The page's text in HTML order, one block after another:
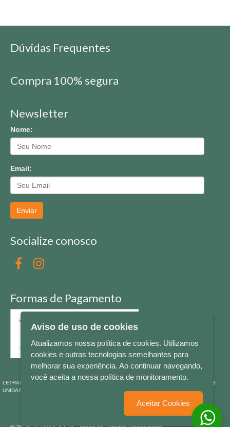
Dúvidas Frequentes
Compra 100% segura
Newsletter
Nome:
Email:
Enviar
Socialize conosco
Formas de Pagamento
LETRAS & CIA - CNPJ n° 88.587.548/0001-20 - Térreo Bourbon Shopping - AV. NAÇÕES
UNIDAS , 2001 - Lojas 1064/1065 - RIO BRANCO - - NOVO HAMBURGO - RS
Aviso de uso de cookies
Atualizamos nossa política de cookies. Utilizamos
cookies e outras tecnologias semelhantes para
melhorar sua experiência. Ao continuar navegando,
você aceita a nossa política de monitoramento.
Aceitar Cookies